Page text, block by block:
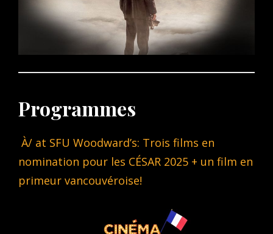
Programmes
À/ at SFU Woodward’s: Trois films en
nomination pour les CÉSAR 2025 + un film en
primeur vancouvéroise!